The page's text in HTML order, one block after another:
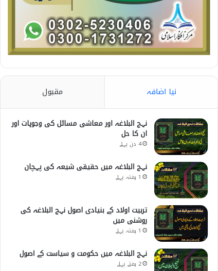
نیا اضافہ مقبول
نہج البلاغہ اور معاشی مسائل کی وجوہات اور
ان کا حل
4 دن پہلے
نہج البلاغہ میں حقیقی شیعہ کی پہچان
1 ہفتہ پہلے
تربیت اولاد کے بنیادی اصول نہج البلاغہ کی
روشنی میں
1 ہفتہ پہلے
نہج البلاغہ میں حکومت و سیاست کے اصول
2 ہفتے پہلے